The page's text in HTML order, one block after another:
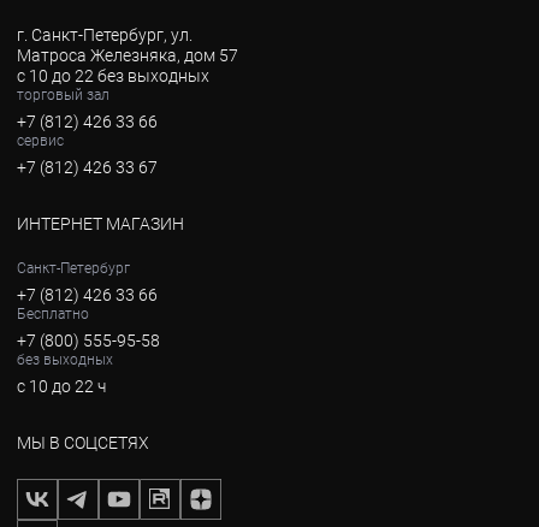
г. Санкт-Петербург, ул.
Матроса Железняка, дом 57
с 10 до 22 без выходных
торговый зал
+7 (812) 426 33 66
сервис
+7 (812) 426 33 67
ИНТЕРНЕТ МАГАЗИН
Санкт-Петербург
+7 (812) 426 33 66
Бесплатно
+7 (800) 555-95-58
без выходных
с 10 до 22 ч
МЫ В СОЦСЕТЯХ